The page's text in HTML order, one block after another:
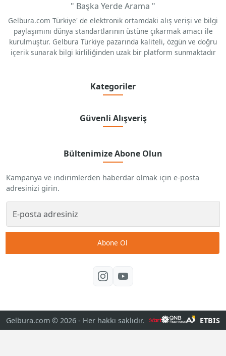
" Başka Yerde Arama "
Gelbura.com Türkiye' de elektronik ortamdaki alış verişi ve bilgi
paylaşımını dünya standartlarının üstüne çıkarmak amacı ile
kurulmuştur. Gelbura Türkiye pazarında kaliteli, özgün ve doğru
içerik sunarak bilgi kirliliğinden uzak bir platform sunmaktadır
Kategoriler
Güvenli Alışveriş
Bültenimize Abone Olun
Kampanya ve indirimlerden haberdar olmak için e-posta
adresinizi girin.
Abone Ol
Gelbura.com © 2026 - Her hakkı saklıdır. ETBIS